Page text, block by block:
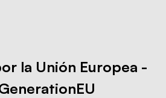
la Unión Europea -